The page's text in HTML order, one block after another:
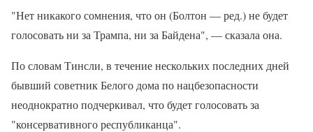
"Нет никакого сомнения, что он (Болтон — ред.) не будет
голосовать ни за Трампа, ни за Байдена", — сказала она.
По словам Тинсли, в течение нескольких последних дней
бывший советник Белого дома по нацбезопасности
неоднократно подчеркивал, что будет голосовать за
"консервативного республиканца".